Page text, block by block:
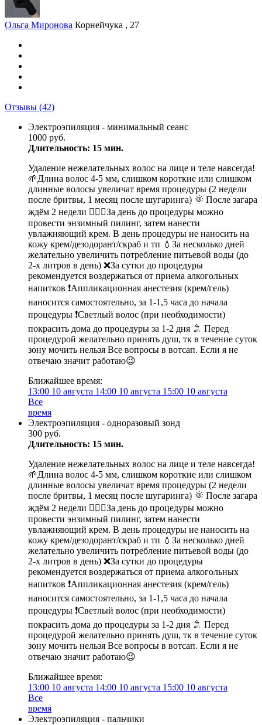
Ольга Миронова Корнейчука , 27
Отзывы (42)
Электроэпиляция - минимальный сеанс
1000 руб.
Длительность: 15 мин.
Удаление нежелательных волос на лице и теле навсегда!
🌱Длина волос 4-5 мм, слишком короткие или слишком
длинные волосы увеличат время процедуры (2 недели
после бритвы, 1 месяц после шугаринга) 🌞 После загара
ждём 2 недели 🧖🏻‍♀️За день до процедуры можно
провести энзимный пилинг, затем нанести
увлажняющий крем. В день процедуры не наносить на
кожу крем/дезодорант/скраб и тп 💧За несколько дней
желательно увеличить потребление питьевой воды (до
2-х литров в день) ❌За сутки до процедуры
рекомендуется воздержаться от приема алкогольных
напитков ❗️Аппликационная анестезия (крем/гель)
наносится самостоятельно, за 1-1,5 часа до начала
процедуры ❗️Светлый волос (при необходимости)
покрасить дома до процедуры за 1-2 дня 🚿 Перед
процедурой желательно принять душ, тк в течение суток
зону мочить нельзя Все вопросы в вотсап. Если я не
отвечаю значит работаю😉
Ближайшее время:
13:00 10 августа 14:00 10 августа 15:00 10 августа
Все
время
Электроэпиляция - одноразовый зонд
300 руб.
Длительность: 15 мин.
Удаление нежелательных волос на лице и теле навсегда!
🌱Длина волос 4-5 мм, слишком короткие или слишком
длинные волосы увеличат время процедуры (2 недели
после бритвы, 1 месяц после шугаринга) 🌞 После загара
ждём 2 недели 🧖🏻‍♀️За день до процедуры можно
провести энзимный пилинг, затем нанести
увлажняющий крем. В день процедуры не наносить на
кожу крем/дезодорант/скраб и тп 💧За несколько дней
желательно увеличить потребление питьевой воды (до
2-х литров в день) ❌За сутки до процедуры
рекомендуется воздержаться от приема алкогольных
напитков ❗️Аппликационная анестезия (крем/гель)
наносится самостоятельно, за 1-1,5 часа до начала
процедуры ❗️Светлый волос (при необходимости)
покрасить дома до процедуры за 1-2 дня 🚿 Перед
процедурой желательно принять душ, тк в течение суток
зону мочить нельзя Все вопросы в вотсап. Если я не
отвечаю значит работаю😉
Ближайшее время:
13:00 10 августа 14:00 10 августа 15:00 10 августа
Все
время
Электроэпиляция - пальчики